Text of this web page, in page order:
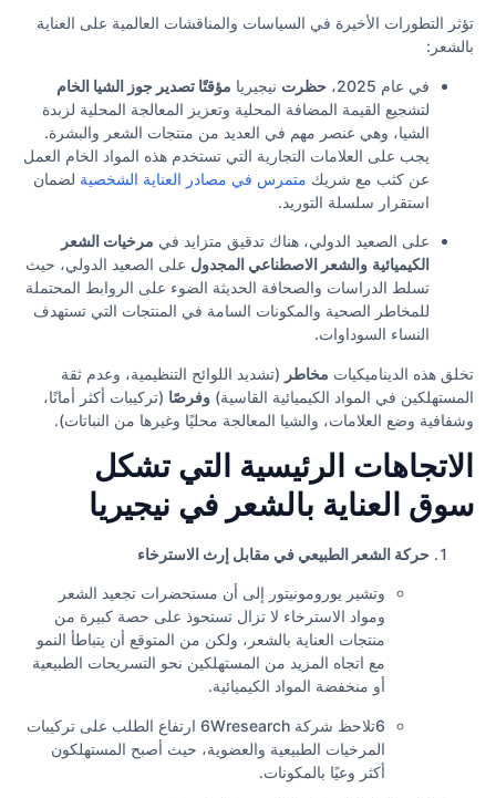
تؤثر التطورات الأخيرة في السياسات والمناقشات العالمية على العناية
بالشعر:
في عام 2025، حظرت نيجيريا مؤقتًا تصدير جوز الشيا الخام
لتشجيع القيمة المضافة المحلية وتعزيز المعالجة المحلية لزبدة
الشيا، وهي عنصر مهم في العديد من منتجات الشعر والبشرة.
يجب على العلامات التجارية التي تستخدم هذه المواد الخام العمل
عن كثب مع شريك متمرس في مصادر العناية الشخصية لضمان
استقرار سلسلة التوريد.
على الصعيد الدولي، هناك تدقيق متزايد في مرخيات الشعر
الكيميائية والشعر الاصطناعي المجدول على الصعيد الدولي، حيث
تسلط الدراسات والصحافة الحديثة الضوء على الروابط المحتملة
للمخاطر الصحية والمكونات السامة في المنتجات التي تستهدف
النساء السوداوات.
تخلق هذه الديناميكيات مخاطر (تشديد اللوائح التنظيمية، وعدم ثقة
المستهلكين في المواد الكيميائية القاسية) وفرصًا (تركيبات أكثر أمانًا،
وشفافية وضع العلامات، والشيا المعالجة محليًا وغيرها من النباتات).
الاتجاهات الرئيسية التي تشكل
سوق العناية بالشعر في نيجيريا
حركة الشعر الطبيعي في مقابل إرث الاسترخاء
وتشير يورومونيتور إلى أن مستحضرات تجعيد الشعر
ومواد الاسترخاء لا تزال تستحوذ على حصة كبيرة من
منتجات العناية بالشعر، ولكن من المتوقع أن يتباطأ النمو
مع اتجاه المزيد من المستهلكين نحو التسريحات الطبيعية
أو منخفضة المواد الكيميائية.
6تلاحظ شركة 6Wresearch ارتفاع الطلب على تركيبات
المرخيات الطبيعية والعضوية، حيث أصبح المستهلكون
أكثر وعيًا بالمكونات.